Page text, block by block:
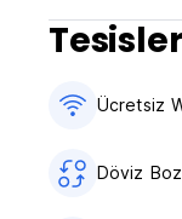
Tesisler
Ücretsiz
Döviz